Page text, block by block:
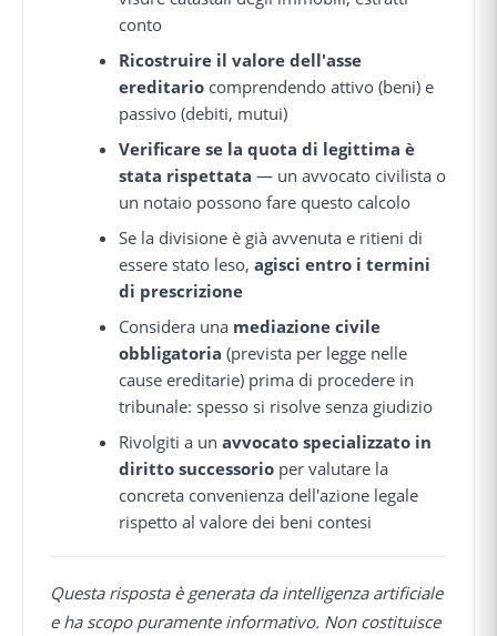
conto
Ricostruire il valore dell'asse
ereditario comprendendo attivo (beni) e
passivo (debiti, mutui)
Verificare se la quota di legittima è
stata rispettata — un avvocato civilista o
un notaio possono fare questo calcolo
Se la divisione è già avvenuta e ritieni di
essere stato leso,agisci entro i termini
di prescrizione
Considera una mediazione civile
obbligatoria (prevista per legge nelle
cause ereditarie) prima di procedere in
tribunale: spesso si risolve senza giudizio
Rivolgiti a unavvocato specializzato in
diritto successorio per valutare la
concreta convenienza dell'azione legale
rispetto al valore dei beni contesi
Questa risposta è generata da intelligenza artificiale
e ha scopo puramente informativo. Non costituisce